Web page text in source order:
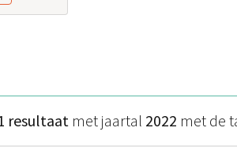
resultaat met jaartal 2022 met de